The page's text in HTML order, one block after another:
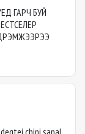
ГАРЧ БУЙ